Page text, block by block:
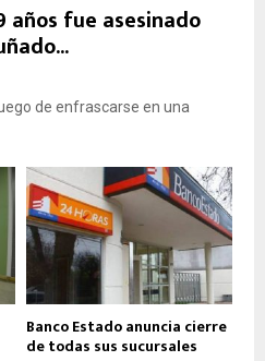
años fue asesinado
de enfrascarse en una
Banco Estado anuncia cierre
de todas sus sucursales